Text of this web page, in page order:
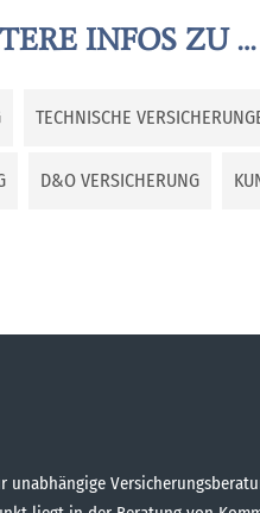
INFOS ZU …
TECHNISCHE
D&O VERSICHERUNG